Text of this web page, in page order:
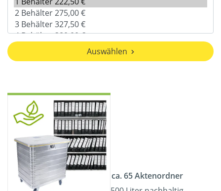
Auswählen
ca. 65 Aktenordner